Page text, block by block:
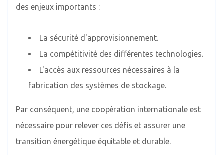
des enjeux importants :
La sécurité d'approvisionnement.
La compétitivité des différentes technologies.
L'accès aux ressources nécessaires à la
fabrication des systèmes de stockage.
Par conséquent, une coopération internationale est
nécessaire pour relever ces défis et assurer une
transition énergétique équitable et durable.